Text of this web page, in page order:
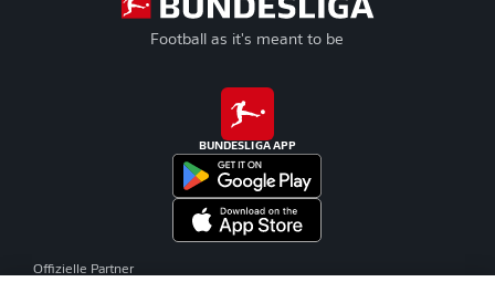
Football as it's meant to be
BUNDESLIGA APP
Offizielle Partner